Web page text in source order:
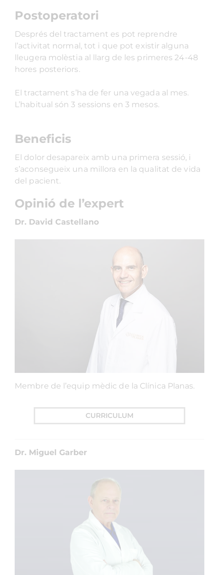
Postoperatori
Després del tractament es pot reprendre
l’activitat normal, tot i que pot existir alguna
lleugera molèstia al llarg de les primeres 24-48
hores posteriors.
El tractament s’ha de fer una vegada al mes.
L’habitual són 3 sessions en 3 mesos.
Beneficis
El dolor desapareix amb una primera sessió, i
s’aconsegueix una millora en la qualitat de vida
del pacient.
Opinió de l’expert
Dr. David Castellano
Membre de l’equip mèdic de la Clínica Planas.
CURRICULUM
Dr. Miguel Garber